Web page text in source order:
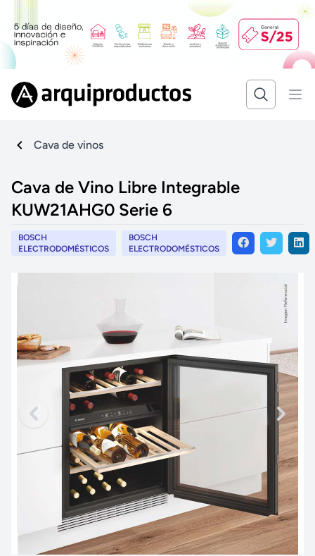
Cava de vinos
Cava de Vino Libre Integrable
KUW21AHG0 Serie 6
BOSCH
ELECTRODOMÉSTICOS
BOSCH
ELECTRODOMÉSTICOS